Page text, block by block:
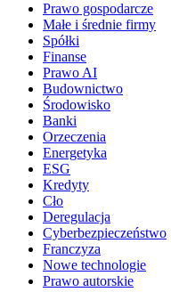
Prawo gospodarcze
Małe i średnie firmy
Spółki
Finanse
Prawo AI
Budownictwo
Środowisko
Banki
Orzeczenia
Energetyka
ESG
Kredyty
Cło
Deregulacja
Cyberbezpieczeństwo
Franczyza
Nowe technologie
Prawo autorskie